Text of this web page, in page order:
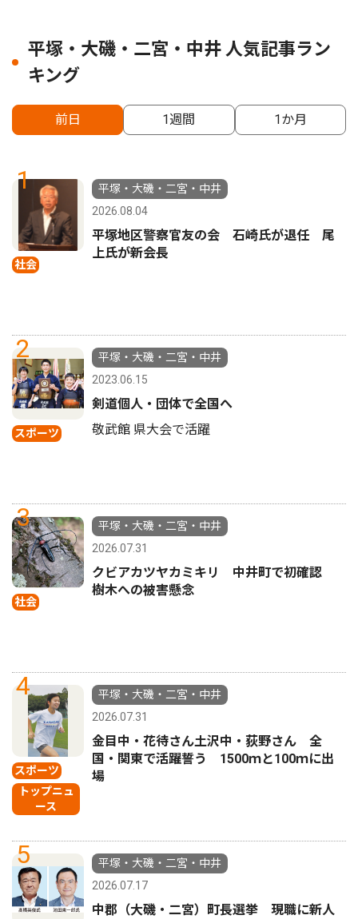
平塚・大磯・二宮・中井 人気記事ラン
キング
前日 1週間 1か月
1
社会
平塚・大磯・二宮・中井
2026.08.04
平塚地区警察官友の会 石崎氏が退任 尾
上氏が新会長
2
スポーツ
平塚・大磯・二宮・中井
2023.06.15
剣道個人・団体で全国へ
敬武館 県大会で活躍
3
社会
平塚・大磯・二宮・中井
2026.07.31
クビアカツヤカミキリ 中井町で初確認
樹木への被害懸念
4
スポーツ
トップニュ
ース
平塚・大磯・二宮・中井
2026.07.31
金目中・花待さん土沢中・荻野さん 全
国・関東で活躍誓う 1500ｍと100ｍに出
場
5
平塚・大磯・二宮・中井
2026.07.17
中郡（大磯・二宮）町長選挙 現職に新人